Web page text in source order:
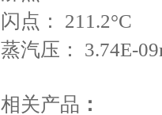
闪点：
211.2°C
蒸汽压：
3.74E-
相关产品 ：